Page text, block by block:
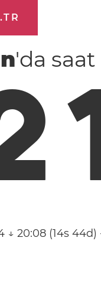
'da
↓ 20:08 (14s 44d)